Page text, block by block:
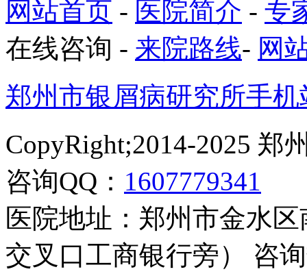
网站首页 - 医院简介 - 专
在线咨询 - 来院路线- 网
郑州市银屑病研究所手机
CopyRight;2014-2025 郑
咨询QQ： 1607779341
医院地址：郑州市金水
交叉口工商银行旁） 咨